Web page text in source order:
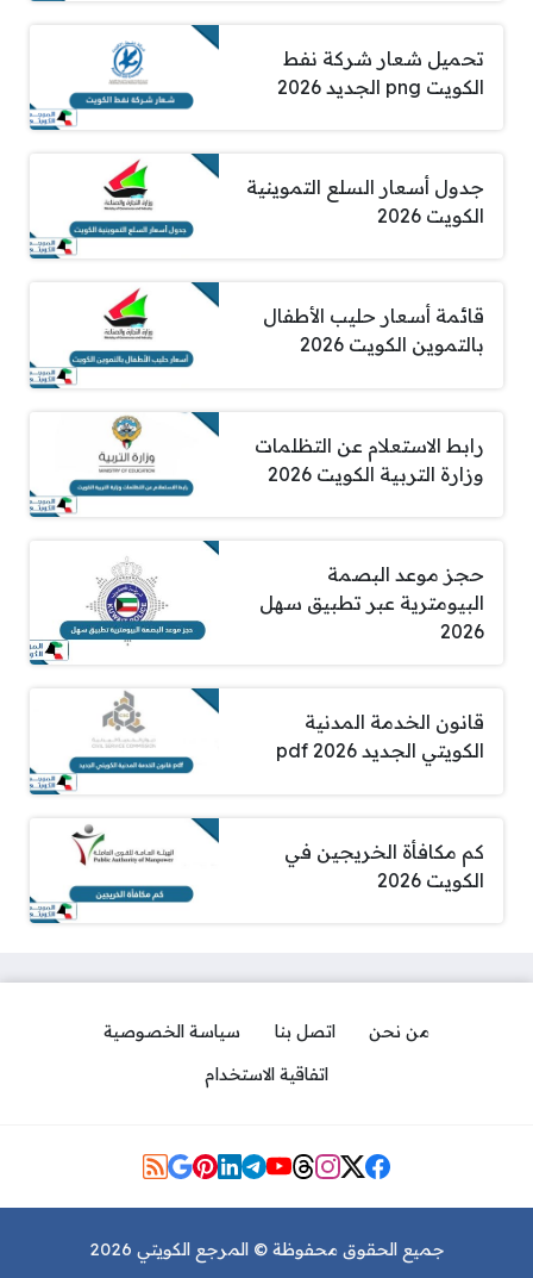
تحميل شعار شركة نفط
الكويت png الجديد 2026
جدول أسعار السلع التموينية
الكويت 2026
قائمة أسعار حليب الأطفال
بالتموين الكويت 2026
رابط الاستعلام عن التظلمات
وزارة التربية الكويت 2026
حجز موعد البصمة
البيومترية عبر تطبيق سهل
2026
قانون الخدمة المدنية
الكويتي الجديد pdf 2026
كم مكافأة الخريجين في
الكويت 2026
من نحن اتصل بنا
سياسة الخصوصية
اتفاقية الاستخدام
مواقع التواصل
جميع الحقوق محفوظة © المرجع الكويتي 2026
2026